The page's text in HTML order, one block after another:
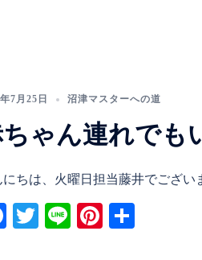
7月25日 沼津マスターへの道
ゃん連れでも
にちは、火曜日担当藤井でござ
Facebook
TwitterLinePinterest